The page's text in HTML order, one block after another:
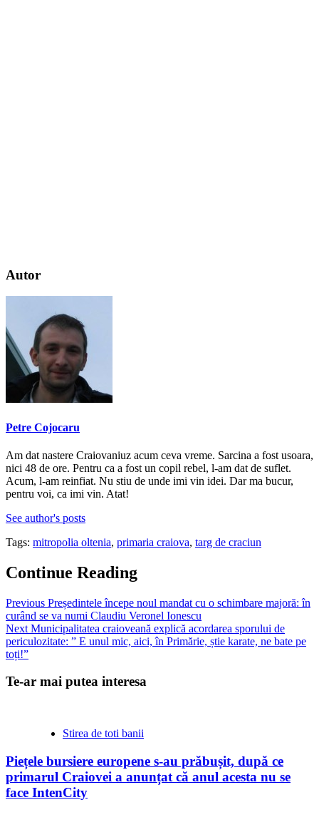
Autor
Petre Cojocaru
Am dat nastere Craiovaniuz acum ceva vreme. Sarcina a fost usoara,
nici 48 de ore. Pentru ca a fost un copil rebel, l-am dat de suflet.
Acum, l-am reinfiat. Nu stiu de unde imi vin idei. Dar ma bucur,
pentru voi, ca imi vin. Atat!
See author's posts
Tags: mitropolia oltenia, primaria craiova, targ de craciun
Continue Reading
Previous Președintele începe noul mandat cu o schimbare majoră: în
curând se va numi Claudiu Veronel Ionescu
Next Municipalitatea craioveană explică acordarea sporului de
periculozitate: ” E unul mic, aici, în Primărie, știe karate, ne bate pe
toți!”
Te-ar mai putea interesa
Stirea de toti banii
Piețele bursiere europene s-au prăbușit, după ce
primarul Craiovei a anunțat că anul acesta nu se
face IntenCity